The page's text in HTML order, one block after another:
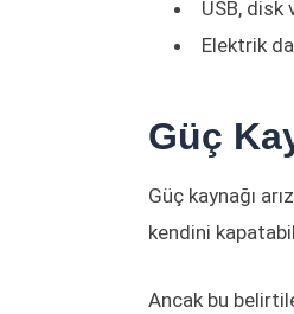
USB, disk
Elektrik
Güç
Güç kaynağı
kendini
Ancak bu